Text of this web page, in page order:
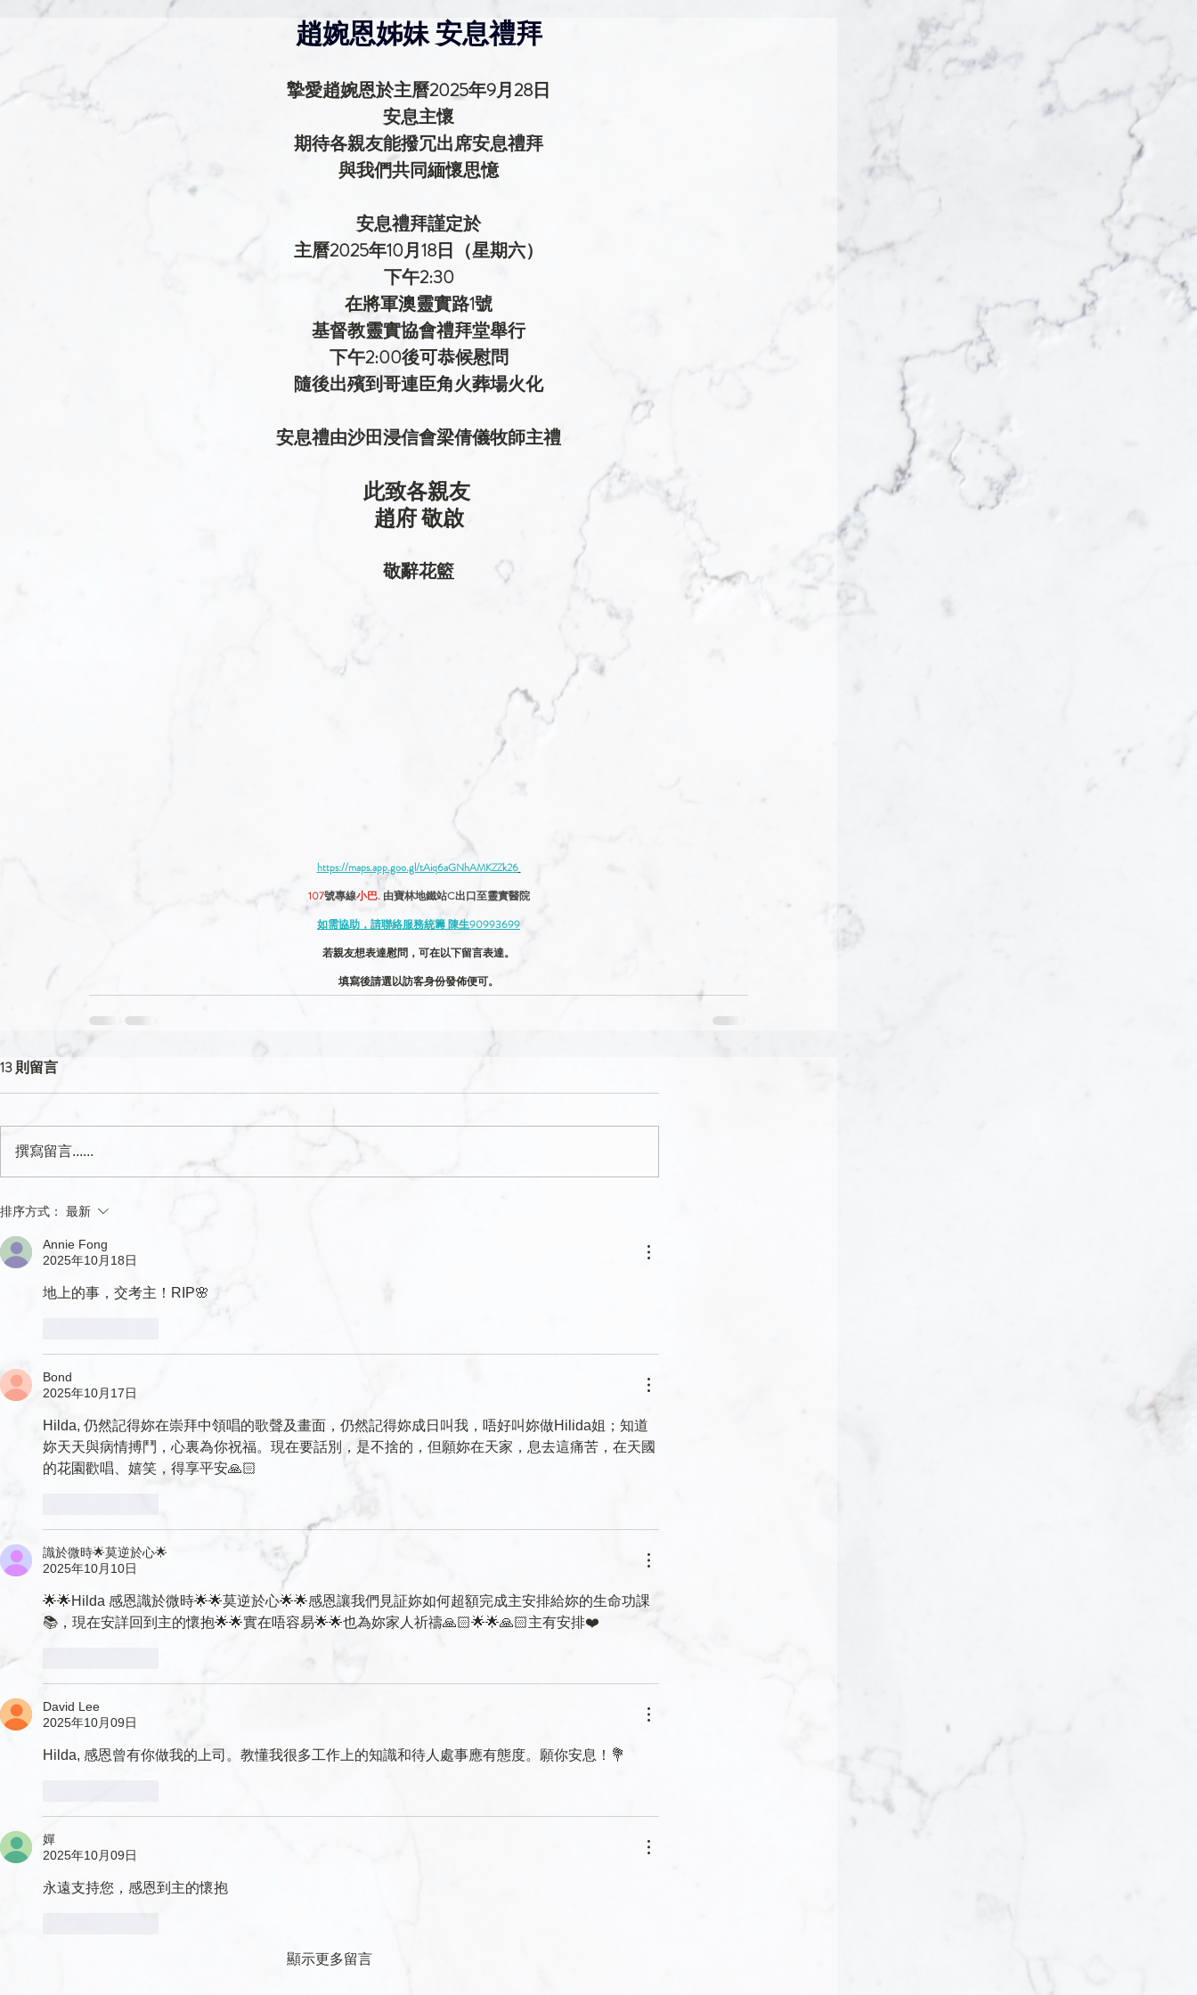
趙婉恩姊妹 安息禮拜
摯愛趙婉恩於主曆2025年9月28日
安息主懷
期待各親友能撥冗出席安息禮拜
與我們共同緬懷思憶
安息禮拜謹定於
主曆2025年10月18日（星期六）
下午2:30
在將軍澳靈實路1號
基督教靈實協會禮拜堂舉行
下午2:00後可恭候慰問
隨後出殯到哥連臣角火葬場火化
安息禮由沙田浸信會梁倩儀牧師主禮
此致各親友
趙府 敬啟
敬辭花籃
https://maps.app.goo.gl/tAiq6aGNhAMKZZk26
107號專線小巴. 由寶林地鐵站C出口至靈實醫院
如需協助，請聯絡服務統籌 陳生90993699
若親友想表達慰問，可在以下留言表達。
填寫後請選以訪客身份發佈便可。
13 則留言
撰寫留言......
排序方式： 最新
Annie Fong
2025年10月18日
地上的事，交考主！RIP🌸
Bond
2025年10月17日
Hilda, 仍然記得妳在崇拜中領唱的歌聲及畫面，仍然記得妳成日叫我，唔好叫妳做Hilida姐；知道
妳天天與病情搏鬥，心裏為你祝福。現在要話別，是不捨的，但願妳在天家，息去這痛苦，在天國
的花園歡唱、嬉笑，得享平安🙏🏻
識於微時🌟莫逆於心🌟
2025年10月10日
🌟🌟Hilda 感恩識於微時🌟🌟莫逆於心🌟🌟感恩讓我們見証妳如何超額完成主安排給妳的生命功課
📚，現在安詳回到主的懷抱🌟🌟實在唔容易🌟🌟也為妳家人祈禱🙏🏻🌟🌟🙏🏻主有安排❤️
David Lee
2025年10月09日
Hilda, 感恩曾有你做我的上司。教懂我很多工作上的知識和待人處事應有態度。願你安息！💐
嬋
2025年10月09日
永遠支持您，感恩到主的懷抱
顯示更多留言